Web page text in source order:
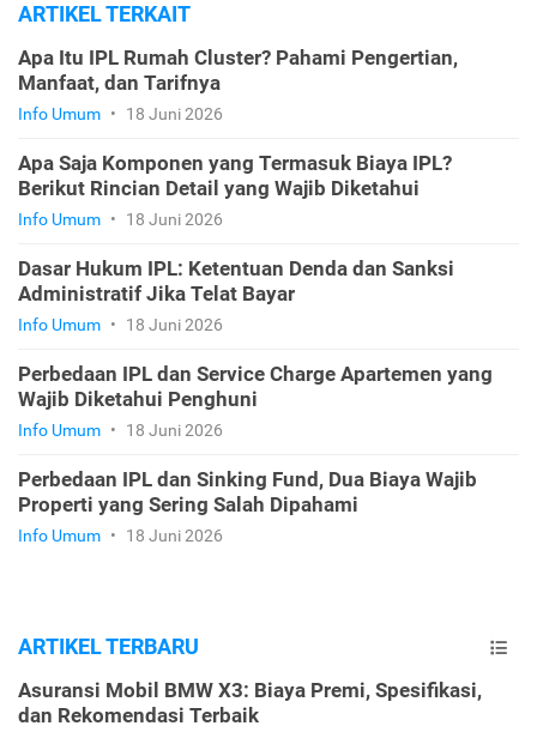
ARTIKEL TERKAIT
Apa Itu IPL Rumah Cluster? Pahami Pengertian,
Manfaat, dan Tarifnya
Info Umum • 18 Juni 2026
Apa Saja Komponen yang Termasuk Biaya IPL?
Berikut Rincian Detail yang Wajib Diketahui
Info Umum • 18 Juni 2026
Dasar Hukum IPL: Ketentuan Denda dan Sanksi
Administratif Jika Telat Bayar
Info Umum • 18 Juni 2026
Perbedaan IPL dan Service Charge Apartemen yang
Wajib Diketahui Penghuni
Info Umum • 18 Juni 2026
Perbedaan IPL dan Sinking Fund, Dua Biaya Wajib
Properti yang Sering Salah Dipahami
Info Umum • 18 Juni 2026
ARTIKEL TERBARU
Asuransi Mobil BMW X3: Biaya Premi, Spesifikasi,
dan Rekomendasi Terbaik